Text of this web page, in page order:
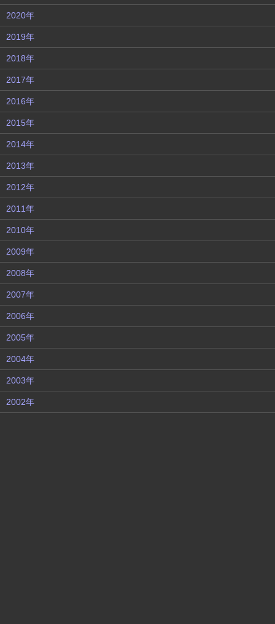
2020年
2019年
2018年
2017年
2016年
2015年
2014年
2013年
2012年
2011年
2010年
2009年
2008年
2007年
2006年
2005年
2004年
2003年
2002年